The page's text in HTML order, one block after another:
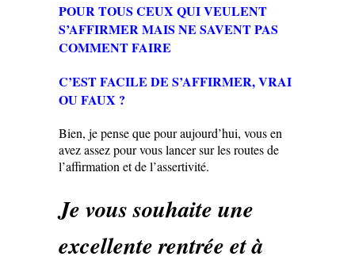
POUR TOUS CEUX QUI VEULENT
S’AFFIRMER MAIS NE SAVENT PAS
COMMENT FAIRE
C’EST FACILE DE S’AFFIRMER, VRAI
OU FAUX ?
Bien, je pense que pour aujourd’hui, vous en
avez assez pour vous lancer sur les routes de
l’affirmation et de l’assertivité.
Je vous souhaite une
excellente rentrée et à